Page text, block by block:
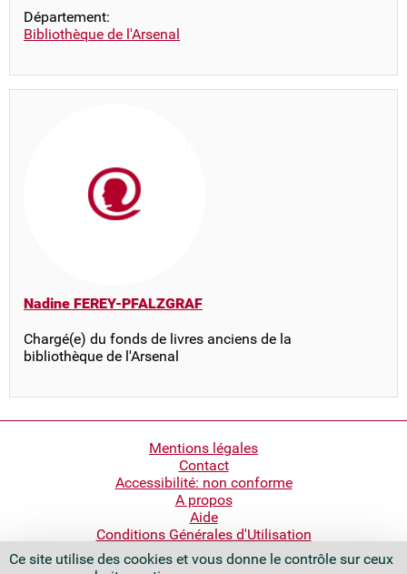
Ce site utilise des cookies et vous donne le contrôle sur ceux
Département:
Bibliothèque de l'Arsenal
Nadine FEREY-PFALZGRAF
Chargé(e) du fonds de livres anciens de la
bibliothèque de l'Arsenal
Mentions légales
Contact
Accessibilité: non conforme
A propos
Aide
Conditions Générales d'Utilisation
Bibliothèque nationale de France